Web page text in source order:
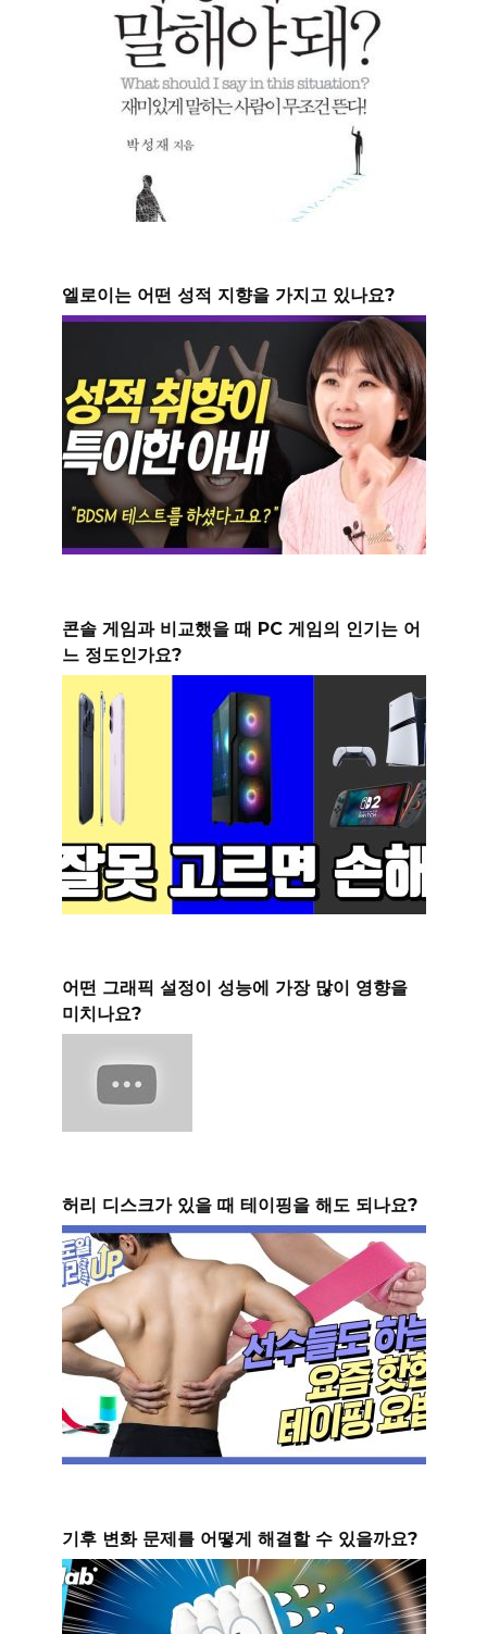
엘로이는 어떤 성적 지향을 가지고 있나요?
콘솔 게임과 비교했을 때 PC 게임의 인기는 어
느 정도인가요?
어떤 그래픽 설정이 성능에 가장 많이 영향을
미치나요?
허리 디스크가 있을 때 테이핑을 해도 되나요?
기후 변화 문제를 어떻게 해결할 수 있을까요?